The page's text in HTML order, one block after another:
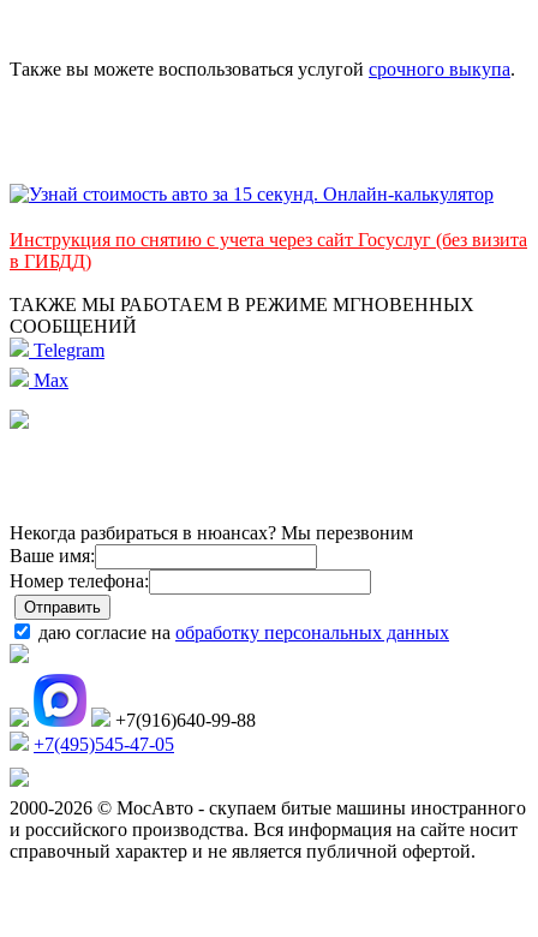
Также вы можете воспользоваться услугой срочного выкупа.
Инструкция по снятию с учета через сайт Госуслуг (без визита
в ГИБДД)
ТАКЖЕ МЫ РАБОТАЕМ В РЕЖИМЕ МГНОВЕННЫХ
СООБЩЕНИЙ
Telegram
Max
Некогда разбираться в нюансах? Мы перезвоним
Ваше имя:
Номер телефона:
даю согласие на обработку персональных данных
+7(916)640-99-88
+7(495)545-47-05
2000-2026 © МосАвто - скупаем битые машины иностранного
и российского производства. Вся информация на сайте носит
справочный характер и не является публичной офертой.